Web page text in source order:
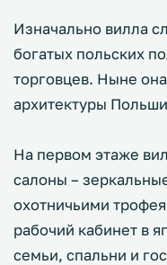
Изначально вилла
богатых польских
торговцев. Ныне
архитектуры
На первом этаже
салоны –
охотничьими
рабочий кабинет в
семьи, спальни и